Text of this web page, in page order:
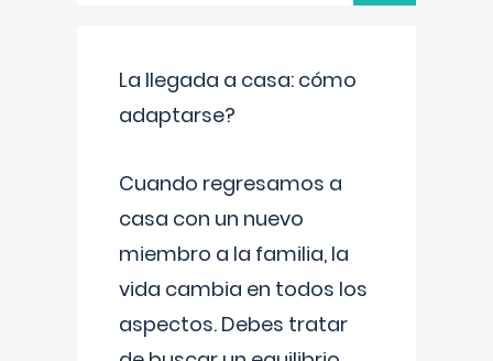
La llegada a casa: cómo
adaptarse?
Cuando regresamos a
casa con un nuevo
miembro a la familia, la
vida cambia en todos los
aspectos. Debes tratar